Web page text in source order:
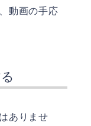
動画の手応
ありませ